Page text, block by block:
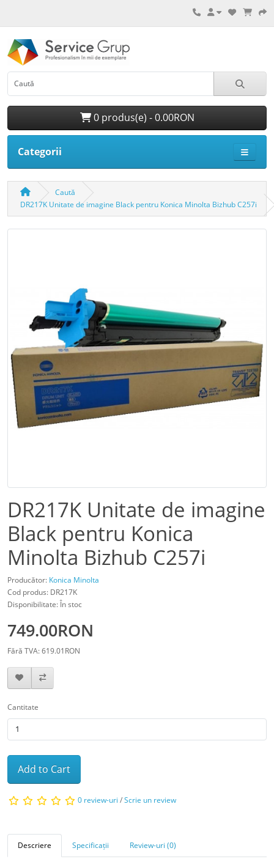
0 produs(e) - 0.00RON
Categorii
Caută
DR217K Unitate de imagine Black pentru Konica Minolta Bizhub C257i
DR217K Unitate de imagine
Black pentru Konica
Minolta Bizhub C257i
Producător: Konica Minolta
Cod produs: DR217K
Disponibilitate: În stoc
749.00RON
Fără TVA: 619.01RON
Cantitate
Add to Cart
0 review-uri /Scrie un review
Descriere Specificații Review-uri (0)